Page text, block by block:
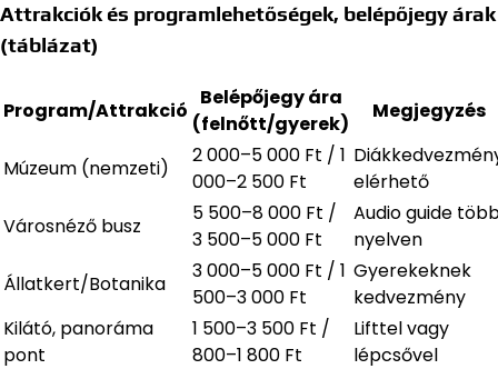
Attrakciók és programlehetőségek, belépőjegy árak
(táblázat)
Program/Attrakció
Belépőjegy ára
(felnőtt/gyerek)
Megjegyzés
Múzeum (nemzeti)
2 000–5 000 Ft / 1
000–2 500 Ft
elérhető
Városnéző busz
5 500–8 000 Ft /
3 500–5 000 Ft
Audio guide
nyelven
Állatkert/Botanika
3 000–5 000 Ft / 1
500–3 000 Ft
Gyerekeknek
kedvezmény
Kilátó, panoráma
pont
1 500–3 500 Ft /
800–1 800 Ft
Lifttel vagy
lépcsővel